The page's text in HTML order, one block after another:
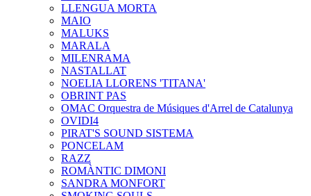
LLENGUA MORTA
MAIO
MALUKS
MARALA
MILENRAMA
NASTALLAT
NOELIA LLORENS 'TITANA'
OBRINT PAS
OMAC Orquestra de Músiques d'Arrel de Catalunya
OVIDI4
PIRAT'S SOUND SISTEMA
PONCELAM
RAZZ
ROMÀNTIC DIMONI
SANDRA MONFORT